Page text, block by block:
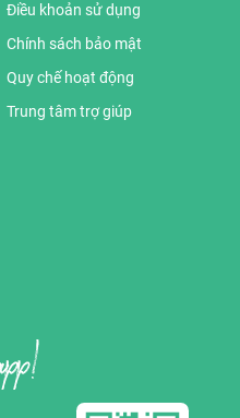
Điều khoản sử dụng
Chính sách bảo mật
Quy chế hoạt động
Trung tâm trợ giúp